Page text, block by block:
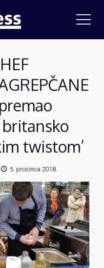
twistom’
5. prosinca 2018.